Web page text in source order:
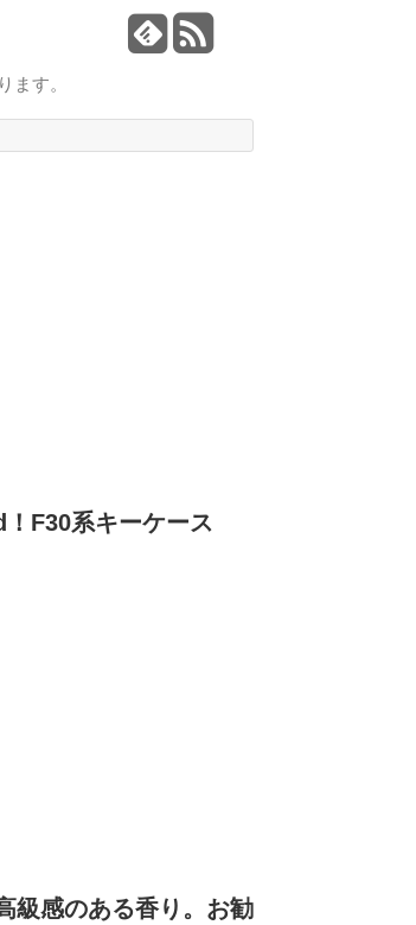
ます。
F30系キーケース
級感のある香り。お勧